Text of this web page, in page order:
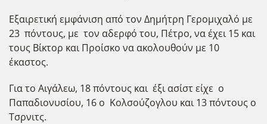
Εξαιρετική εμφάνιση από τον Δημήτρη Γερομιχαλό με
23 πόντους, με τον αδερφό του, Πέτρο, να έχει 15 και
τους Βίκτορ και Προίσκο να ακολουθούν με 10
έκαστος.
Για το Αιγάλεω, 18 πόντους και έξι ασίστ είχε ο
Παπαδιονυσίου, 16 ο Κολσούζογλου και 13 πόντους ο
Τσρνιτς.